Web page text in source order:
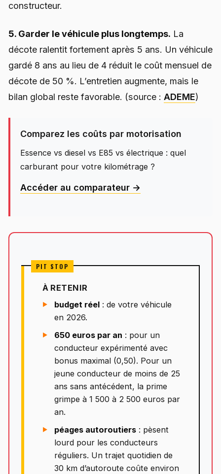
constructeur.
5. Garder le véhicule plus longtemps. La
décote ralentit fortement après 5 ans. Un véhicule
gardé 8 ans au lieu de 4 réduit le coût mensuel de
décote de 50 %. L’entretien augmente, mais le
bilan global reste favorable. (source : ADEME)
Comparez les coûts par motorisation
Essence vs diesel vs E85 vs électrique : quel
carburant pour votre kilométrage ?
Accéder au comparateur →
À RETENIR
budget réel: de votre véhicule
en 2026.
650 euros par an : pour un
conducteur expérimenté avec
bonus maximal (0,50). Pour un
jeune conducteur de moins de 25
ans sans antécédent, la prime
grimpe à 1 500 à 2 500 euros par
an.
péages autoroutiers: pèsent
lourd pour les conducteurs
réguliers. Un trajet quotidien de
30 km d’autoroute coûte environ